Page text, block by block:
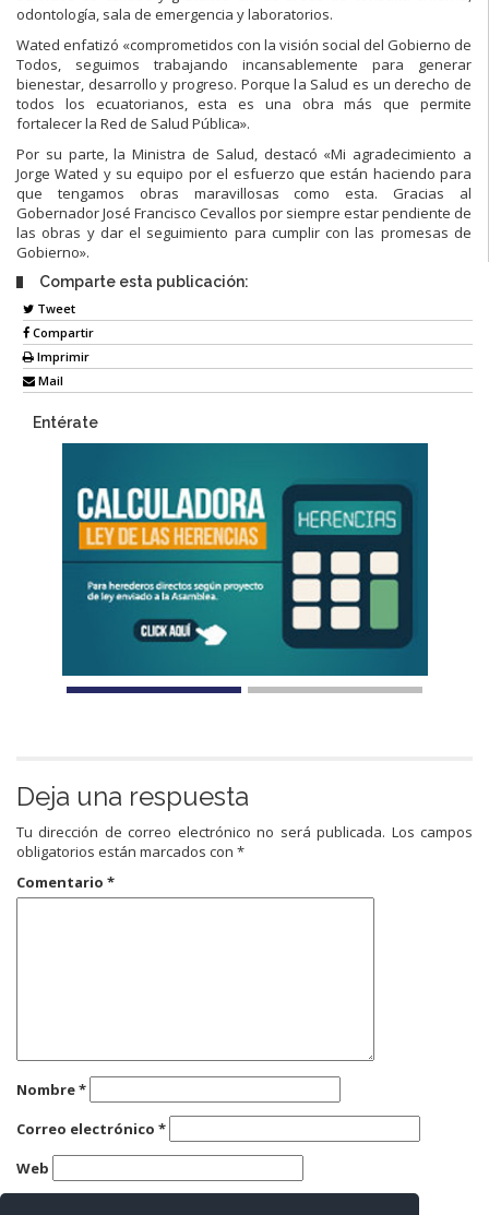
odontología, sala de emergencia y laboratorios.
Wated enfatizó «comprometidos con la visión social del Gobierno de
Todos, seguimos trabajando incansablemente para generar
bienestar, desarrollo y progreso. Porque la Salud es un derecho de
todos los ecuatorianos, esta es una obra más que permite
fortalecer la Red de Salud Pública».
Por su parte, la Ministra de Salud, destacó «Mi agradecimiento a
Jorge Wated y su equipo por el esfuerzo que están haciendo para
que tengamos obras maravillosas como esta. Gracias al
Gobernador José Francisco Cevallos por siempre estar pendiente de
las obras y dar el seguimiento para cumplir con las promesas de
Gobierno».
Comparte esta publicación:
Tweet
Compartir
Imprimir
Mail
Entérate
Deja una respuesta
Tu dirección de correo electrónico no será publicada. Los campos
obligatorios están marcados con *
Comentario *
Nombre*
Correo electrónico *
Web